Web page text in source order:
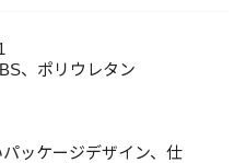
、ポリウレタン
ッケージデザイン、仕